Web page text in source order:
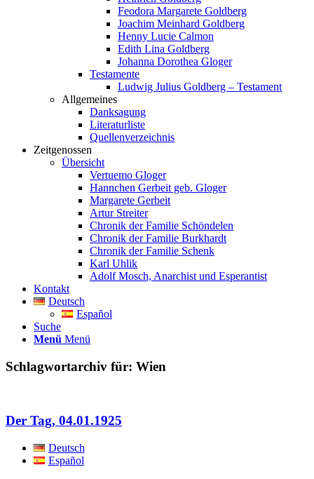
Feodora Margarete Goldberg
Joachim Meinhard Goldberg
Henny Lucie Calmon
Edith Lina Goldberg
Johanna Dorothea Gloger
Testamente
Ludwig Julius Goldberg – Testament
Allgemeines
Danksagung
Literaturliste
Quellenverzeichnis
Zeitgenossen
Übersicht
Vertuemo Gloger
Hannchen Gerbeit geb. Gloger
Margarete Gerbeit
Artur Streiter
Chronik der Familie Schöndelen
Chronik der Familie Burkhardt
Chronik der Familie Schenk
Karl Uhlik
Adolf Mosch, Anarchist und Esperantist
Kontakt
Deutsch
Español
Suche
Menü Menü
Schlagwortarchiv für: Wien
Der Tag, 04.01.1925
Deutsch
Español